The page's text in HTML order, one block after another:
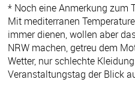
* Noch eine Anmerkung zum
Mit mediterranen
immer dienen, wollen aber
NRW machen, getreu dem
Wetter, nur schlechte
Veranstaltungstag der Blick